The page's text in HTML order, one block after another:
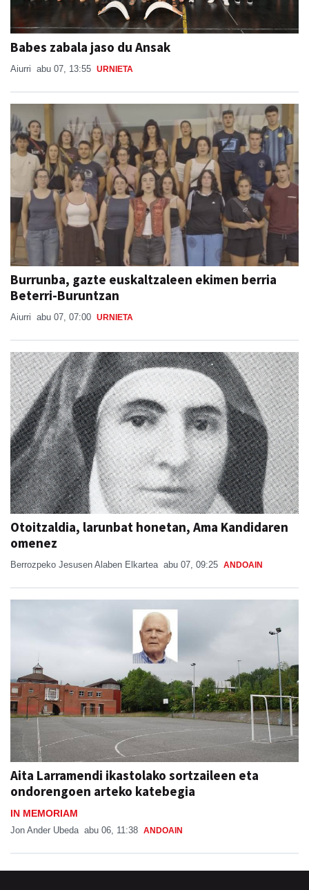
Babes zabala jaso du Ansak
Aiurri abu 07, 13:55 URNIETA
Burrunba, gazte euskaltzaleen ekimen berria
Beterri-Buruntzan
Aiurri abu 07, 07:00 URNIETA
Otoitzaldia, larunbat honetan, Ama Kandidaren
omenez
Berrozpeko Jesusen Alaben Elkartea abu 07, 09:25 ANDOAIN
Aita Larramendi ikastolako sortzaileen eta
ondorengoen arteko katebegia
IN MEMORIAM
Jon Ander Ubeda abu 06, 11:38 ANDOAIN